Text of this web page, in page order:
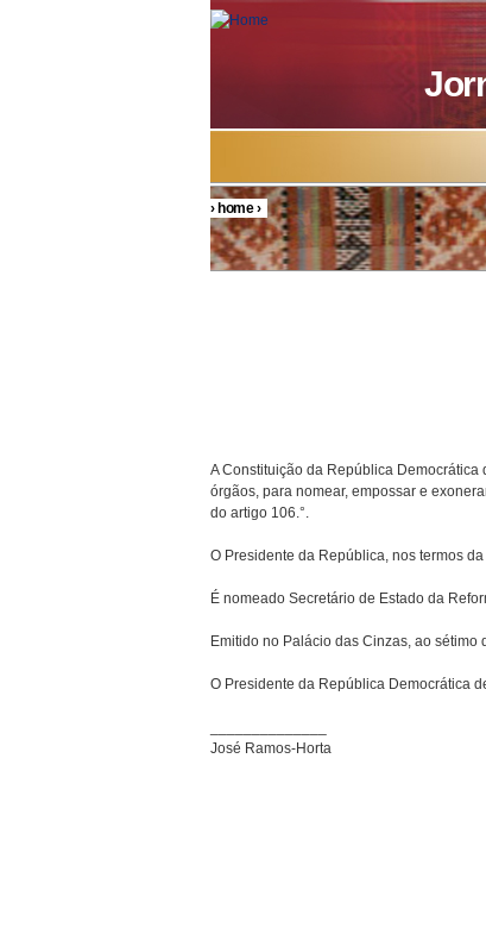
You are here
›home›
90/
A Constituição da República
órgãos, para nomear, empossar e
do artigo 106.°.
O Presidente da República, nos termos
É nomeado Secretário de Estado da
Emitido no Palácio das Cinzas, ao sétimo
O Presidente da República Democrática
José Ramos-Horta